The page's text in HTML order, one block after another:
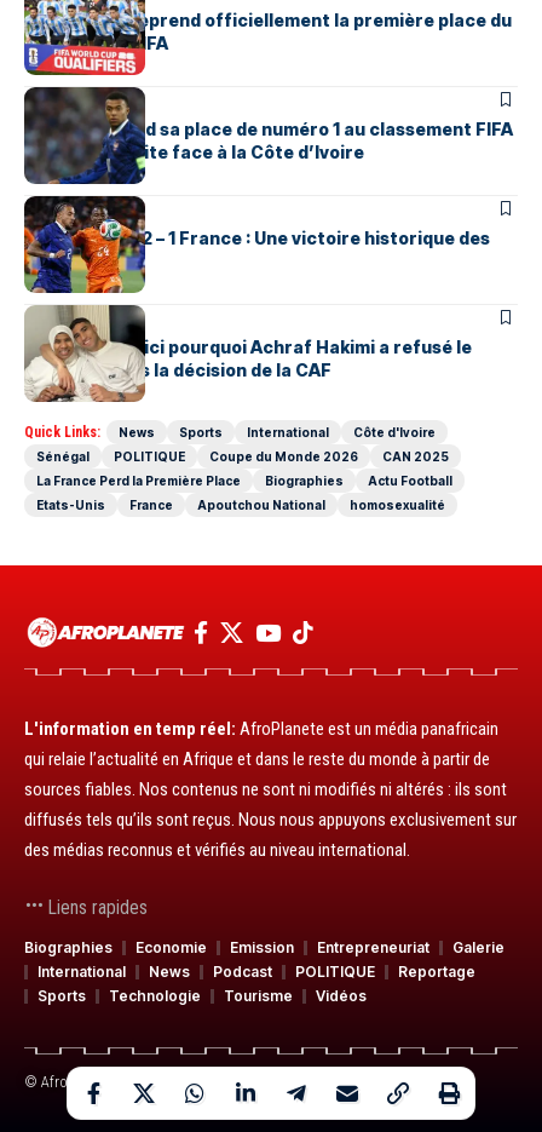
L’Argentine reprend officiellement la première place du
classement FIFA
SPORTS
La France perd sa place de numéro 1 au classement FIFA
après sa défaite face à la Côte d’Ivoire
SPORTS
Côte d’Ivoire 2 – 1 France : Une victoire historique des
Éléphants
SPORTS
CAN 2025 : Voici pourquoi Achraf Hakimi a refusé le
trophée après la décision de la CAF
Quick Links: News Sports International
Côte d'Ivoire
Sénégal
POLITIQUE Coupe du Monde 2026
CAN 2025
La France Perd la Première Place
Biographies
Actu Football
Etats-Unis
France Apoutchou National homosexualité
L'information en temp réel: AfroPlanete est un média panafricain
qui relaie l’actualité en Afrique et dans le reste du monde à partir de
sources fiables. Nos contenus ne sont ni modifiés ni altérés : ils sont
diffusés tels qu’ils sont reçus. Nous nous appuyons exclusivement sur
des médias reconnus et vérifiés au niveau international.
Liens rapides
Biographies Economie Emission Entrepreneuriat
Galerie
International
News Podcast POLITIQUE
Reportage
Sports
Technologie Tourisme Vidéos
© AfroPlanete. Média panafricain. Tous droits réservés.